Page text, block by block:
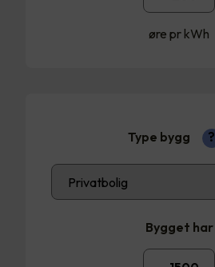
øre pr kWh
Type bygg ?
Bygget har